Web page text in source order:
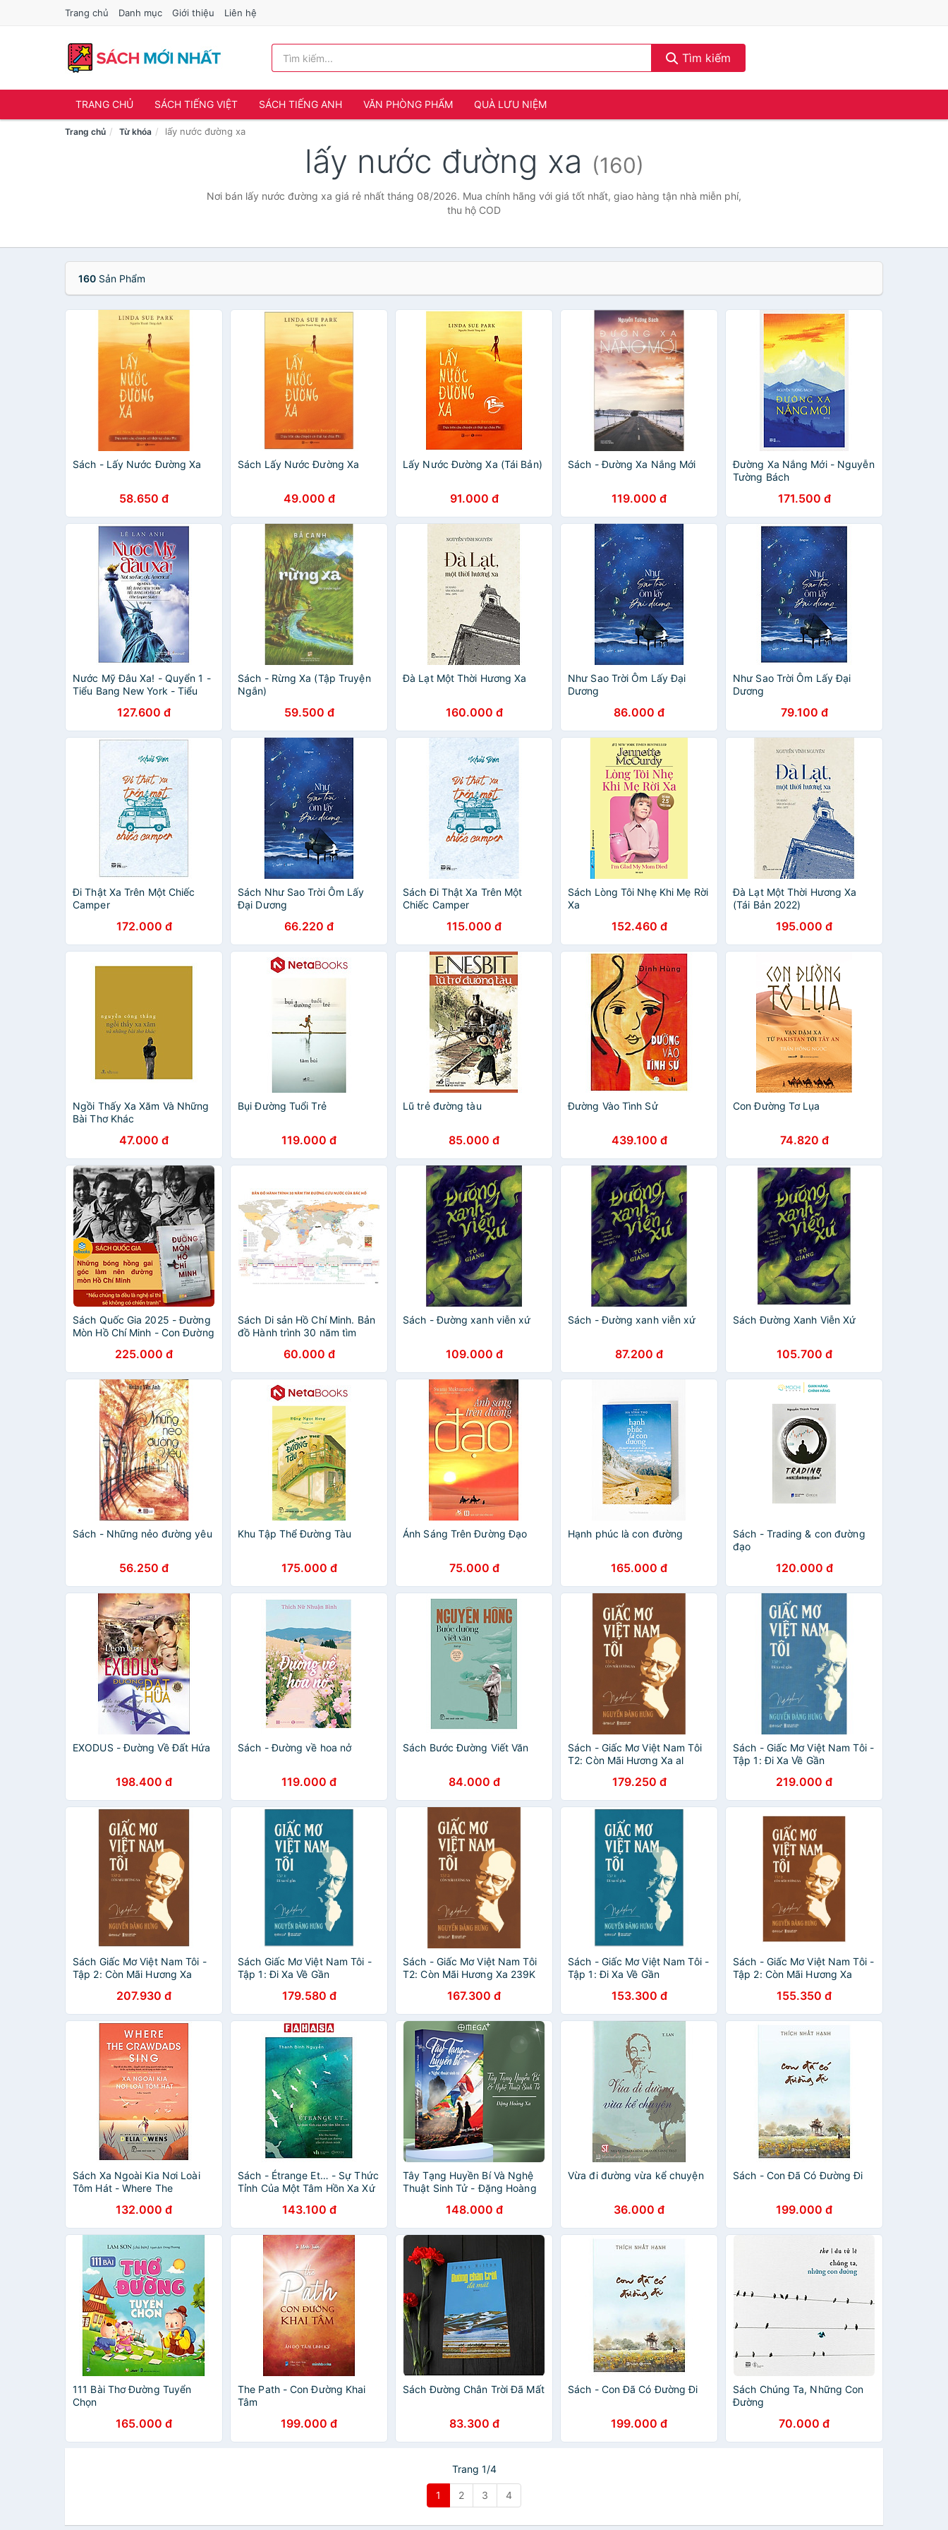
Trang chủ Danh mục Giới thiệu Liên hệ
Tìm kiếm
TRANG CHỦ SÁCH TIẾNG VIỆT SÁCH TIẾNG ANH VĂN PHÒNG PHẨM QUÀ LƯU NIỆM
Trang chủ Từ khóa lấy nước đường xa
lấy nước đường xa (160)
Nơi bán lấy nước đường xa giá rẻ nhất tháng 08/2026. Mua chính hãng với giá tốt nhất, giao hàng tận nhà miễn phí,
thu hộ COD
160 Sản Phẩm
Sách - Lấy Nước Đường Xa
58.650 đ
Sách Lấy Nước Đường Xa
49.000 đ
Lấy Nước Đường Xa (Tái Bản)
91.000 đ
Sách - Đường Xa Nắng Mới
119.000 đ
Đường Xa Nắng Mới - Nguyễn
Tường Bách
171.500 đ
Nước Mỹ Đâu Xa! - Quyển 1 -
Tiểu Bang New York - Tiểu
127.600 đ
Sách - Rừng Xa (Tập Truyện
Ngắn)
59.500 đ
Đà Lạt Một Thời Hương Xa
160.000 đ
Như Sao Trời Ôm Lấy Đại
Dương
86.000 đ
Như Sao Trời Ôm Lấy Đại
Dương
79.100 đ
Đi Thật Xa Trên Một Chiếc
Camper
172.000 đ
Sách Như Sao Trời Ôm Lấy
Đại Dương
66.220 đ
Sách Đi Thật Xa Trên Một
Chiếc Camper
115.000 đ
Sách Lòng Tôi Nhẹ Khi Mẹ Rời
Xa
152.460 đ
Đà Lạt Một Thời Hương Xa
(Tái Bản 2022)
195.000 đ
Ngồi Thấy Xa Xăm Và Những
Bài Thơ Khác
47.000 đ
Bụi Đường Tuổi Trẻ
119.000 đ
Lũ trẻ đường tàu
85.000 đ
Đường Vào Tình Sử
439.100 đ
Con Đường Tơ Lụa
74.820 đ
Sách Quốc Gia 2025 - Đường
Mòn Hồ Chí Minh - Con Đường
Đường, Di Sản - ndbooks
225.000 đ
Sách Di sản Hồ Chí Minh. Bản
đồ Hành trình 30 năm tìm
60.000 đ
Sách - Đường xanh viễn xứ
109.000 đ
Sách - Đường xanh viễn xứ
87.200 đ
Sách Đường Xanh Viễn Xứ
105.700 đ
Sách - Những nẻo đường yêu
56.250 đ
Khu Tập Thể Đường Tàu
175.000 đ
Ánh Sáng Trên Đường Đạo
75.000 đ
Hạnh phúc là con đường
165.000 đ
Sách - Trading & con đường
đạo
120.000 đ
EXODUS - Đường Về Đất Hứa
198.400 đ
Sách - Đường về hoa nở
119.000 đ
Sách Bước Đường Viết Văn
84.000 đ
Sách - Giấc Mơ Việt Nam Tôi
T2: Còn Mãi Hương Xa al
179.250 đ
Sách - Giấc Mơ Việt Nam Tôi -
Tập 1: Đi Xa Về Gần
219.000 đ
Sách Giấc Mơ Việt Nam Tôi -
Tập 2: Còn Mãi Hương Xa
207.930 đ
Sách Giấc Mơ Việt Nam Tôi -
Tập 1: Đi Xa Về Gần
179.580 đ
Sách - Giấc Mơ Việt Nam Tôi
T2: Còn Mãi Hương Xa 239K
167.300 đ
Sách - Giấc Mơ Việt Nam Tôi -
Tập 1: Đi Xa Về Gần
153.300 đ
Sách - Giấc Mơ Việt Nam Tôi -
Tập 2: Còn Mãi Hương Xa
155.350 đ
Sách Xa Ngoài Kia Nơi Loài
Tôm Hát - Where The
132.000 đ
Sách - Étrange Et… - Sự Thức
Tỉnh Của Một Tâm Hồn Xa Xứ
143.100 đ
Tây Tạng Huyền Bí Và Nghệ
Thuật Sinh Tử - Đặng Hoàng
148.000 đ
Vừa đi đường vừa kể chuyện
36.000 đ
Sách - Con Đã Có Đường Đi
199.000 đ
111 Bài Thơ Đường Tuyển
Chọn
165.000 đ
The Path - Con Đường Khai
Tâm
199.000 đ
Sách Đường Chân Trời Đã Mất
83.300 đ
Sách - Con Đã Có Đường Đi
199.000 đ
Sách Chúng Ta, Những Con
Đường
70.000 đ
Trang 1/4
1 2 3 4